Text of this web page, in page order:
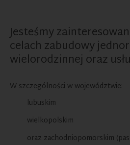
Jesteśmy
celach zabudowy
wielorodzinnej oraz
W szczególności w województwie:
lubuskim
wielkopolskim
oraz zachodniopomorskim